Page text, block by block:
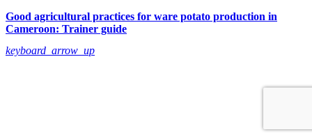
Good agricultural practices for ware potato production in
Cameroon: Trainer guide
keyboard_arrow_up